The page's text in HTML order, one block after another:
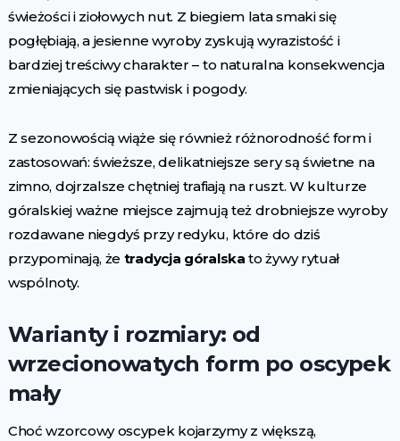
świeżości i ziołowych nut. Z biegiem lata smaki się
pogłębiają, a jesienne wyroby zyskują wyrazistość i
bardziej treściwy charakter – to naturalna konsekwencja
zmieniających się pastwisk i pogody.
Z sezonowością wiąże się również różnorodność form i
zastosowań: świeższe, delikatniejsze sery są świetne na
zimno, dojrzalsze chętniej trafiają na ruszt. W kulturze
góralskiej ważne miejsce zajmują też drobniejsze wyroby
rozdawane niegdyś przy redyku, które do dziś
przypominają, że tradycja góralska to żywy rytuał
wspólnoty.
Warianty i rozmiary: od
wrzecionowatych form po oscypek
mały
Choć wzorcowy oscypek kojarzymy z większą,